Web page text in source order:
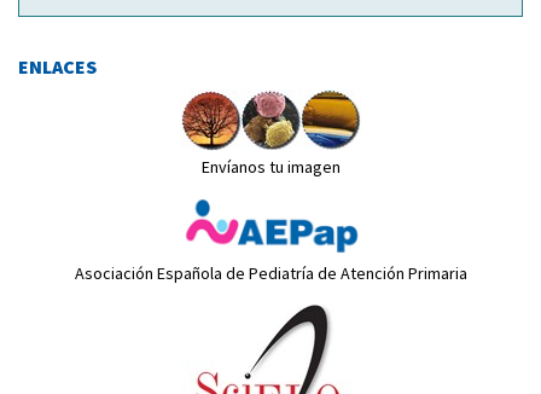
ENLACES
Envíanos tu imagen
Asociación Española de Pediatría de Atención Primaria